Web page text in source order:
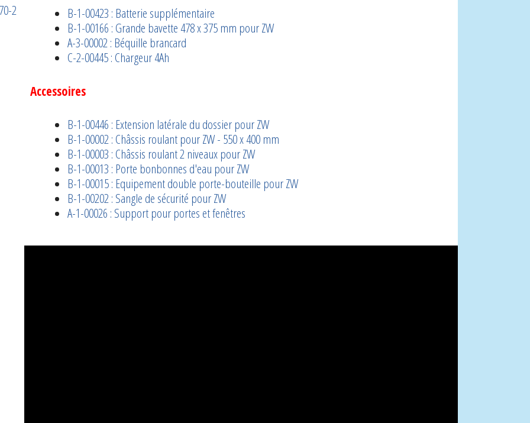
B-1-00423 : Batterie supplémentaire
B-1-00166 : Grande bavette 478 x 375 mm pour ZW
A-3-00002 : Béquille brancard
C-2-00445 : Chargeur 4Ah
Accessoires
B-1-00446 : Extension latérale du dossier pour ZW
B-1-00002 : Châssis roulant pour ZW - 550 x 400 mm
B-1-00003 : Châssis roulant 2 niveaux pour ZW
B-1-00013 : Porte bonbonnes d'eau pour ZW
B-1-00015 : Equipement double porte-bouteille pour ZW
B-1-00202 : Sangle de sécurité pour ZW
A-1-00026 : Support pour portes et fenêtres